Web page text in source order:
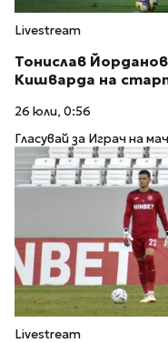
Livestream
Тонислав
Кишварда на
26 юли, 0:56
Гласувай за Играч на
Livestream